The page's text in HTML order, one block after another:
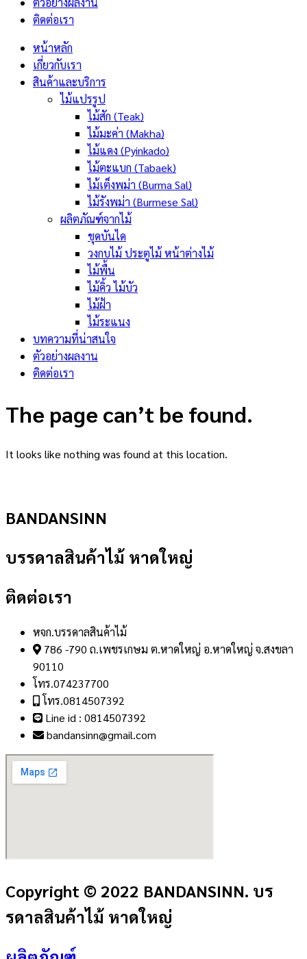
ติดต่อเรา
หน้าหลัก
เกี่ยวกับเรา
สินค้าและบริการ
ไม้แปรรูป
ไม้สัก (Teak)
ไม้มะค่า (Makha)
ไม้แดง (Pyinkado)
ไม้ตะแบก (Tabaek)
ไม้เต็งพม่า (Burma Sal)
ไม้รังพม่า (Burmese Sal)
ผลิตภัณฑ์จากไม้
ชุดบันได
วงกบไม้ ประตูไม้ หน้าต่างไม้
ไม้พื้น
ไม้คิ้ว ไม้บัว
ไม้ฝ้า
ไม้ระแนง
บทความที่น่าสนใจ
ตัวอย่างผลงาน
ติดต่อเรา
The page can’t be found.
It looks like nothing was found at this location.
BANDANSINN
บรรดาลสินค้าไม้ หาดใหญ่
ติดต่อเรา
หจก.บรรดาลสินค้าไม้
786 -790 ถ.เพชรเกษม ต.หาดใหญ่ อ.หาดใหญ่ จ.สงขลา
90110
โทร.074237700
โทร.0814507392
Line id : 0814507392
bandansinn@gmail.com
Copyright © 2022 BANDANSINN. บร
รดาลสินค้าไม้ หาดใหญ่